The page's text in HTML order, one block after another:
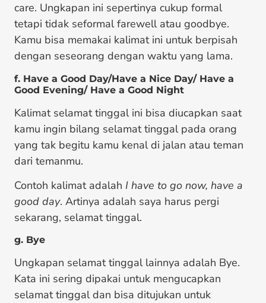
care. Ungkapan ini sepertinya cukup formal
tetapi tidak seformal farewell atau goodbye.
Kamu bisa memakai kalimat ini untuk berpisah
dengan seseorang dengan waktu yang lama.
f. Have a Good Day/Have a Nice Day/ Have a
Good Evening/ Have a Good Night
Kalimat selamat tinggal ini bisa diucapkan saat
kamu ingin bilang selamat tinggal pada orang
yang tak begitu kamu kenal di jalan atau teman
dari temanmu.
Contoh kalimat adalah I have to go now, have a
good day. Artinya adalah saya harus pergi
sekarang, selamat tinggal.
g. Bye
Ungkapan selamat tinggal lainnya adalah Bye.
Kata ini sering dipakai untuk mengucapkan
selamat tinggal dan bisa ditujukan untuk